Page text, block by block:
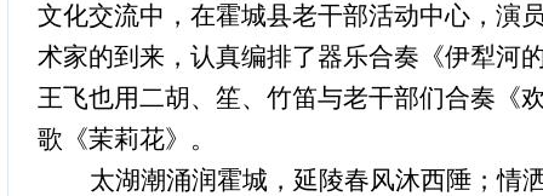
文化交流中，在霍城县老干部活动中心，演
术家的到来，认真编排了器乐合奏《伊犁河
王飞也用二胡、笙、竹笛与老干部们合奏《
歌《茉莉花》。
太湖潮涌润霍城，延陵春风沐西陲；情